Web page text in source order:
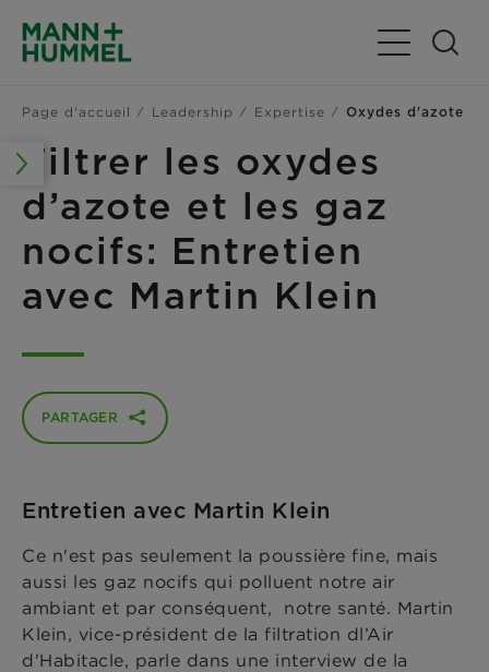
Basculer la
Page d'accueil Leadership Expertise Oxydes d'azote
Filtrer les oxydes
d’azote et les gaz
nocifs: Entretien
avec Martin Klein
PARTAGER
Entretien avec Martin Klein
Ce n'est pas seulement la poussière fine, mais
aussi les gaz nocifs qui polluent notre air
ambiant et par conséquent, notre santé. Martin
Klein, vice-président de la filtration dl’Air
d'Habitacle, parle dans une interview de la